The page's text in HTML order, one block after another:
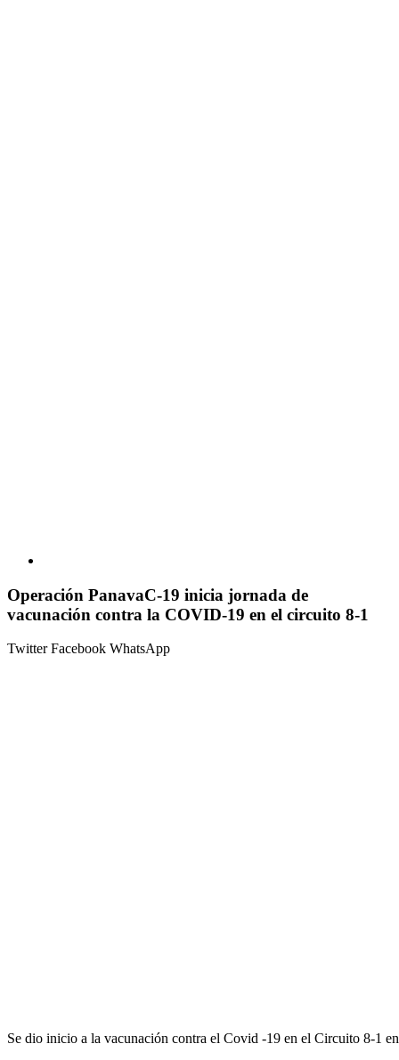
Operación PanavaC-19 inicia jornada de
vacunación contra la COVID-19 en el circuito 8-1
TwitterFacebook WhatsApp
Se dio inicio a la vacunación contra el Covid -19 en el Circuito 8-1